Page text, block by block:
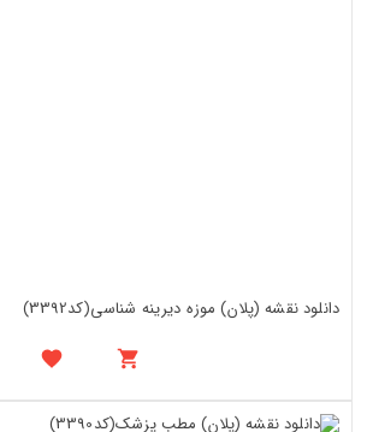
دانلود نقشه (پلان) موزه دیرینه شناسی(کد3392)